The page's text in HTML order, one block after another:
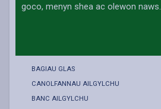
goco, menyn shea ac olewon naws.
BAGIAU GLAS
CANOLFANNAU AILGYLCHU
BANC AILGYLCHU